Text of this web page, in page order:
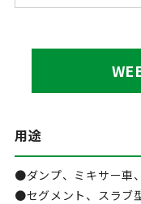
用途
●ダンプ、ミキサー車
●セグメント、スラブ